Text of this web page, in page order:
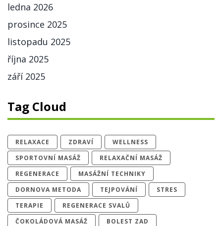
ledna 2026
prosince 2025
listopadu 2025
října 2025
září 2025
Tag Cloud
RELAXACE ZDRAVÍ
WELLNESS
SPORTOVNÍ MASÁŽ
RELAXAČNÍ MASÁŽ
REGENERACE
MASÁŽNÍ TECHNIKY
DORNOVA METODA
TEJPOVÁNÍ
STRES
TERAPIE
REGENERACE SVALŮ
ČOKOLÁDOVÁ MASÁŽ
BOLEST ZAD